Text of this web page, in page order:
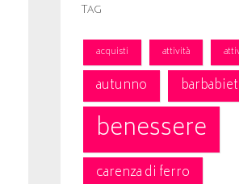
Tag
acquisti attività
autunno
benessere
carenza di ferro